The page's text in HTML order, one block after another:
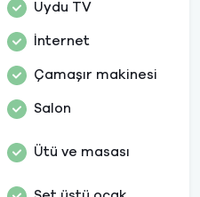
Uydu TV
İnternet
Çamaşır makinesi
Salon
Ütü ve masası